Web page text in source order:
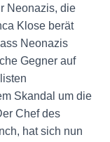
Neonazis, die
Klose berät
Neonazis
Gegner auf
Skandal um die
Chef des
hat sich nun